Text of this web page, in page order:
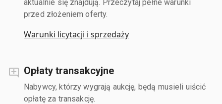
aktualnie się znajdują. Przeczytaj pełne warunki
przed złożeniem oferty.
Warunki licytacji i sprzedaży
Opłaty transakcyjne
Nabywcy, którzy wygrają aukcję, będą musieli uiścić
opłatę za transakcję.